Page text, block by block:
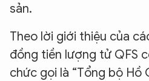
sản.
Theo lời giới thiệu của
đồng tiền lượng tử QFS
chức gọi là “Tổng bộ Hồ